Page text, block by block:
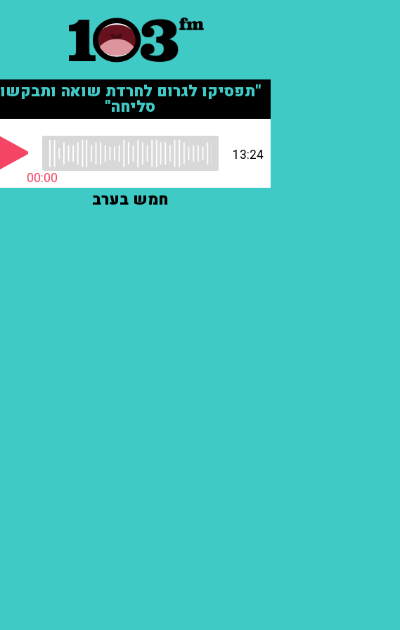
"תפסיקו לגרום לחרדת שואה ותבקשו
סליחה"
00:00
13:24
חמש בערב